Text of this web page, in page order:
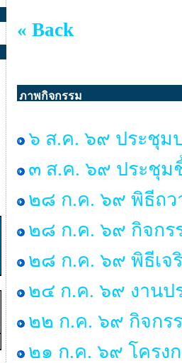
« Back
ภาพกิจกรรม
๖ ส.ค. ๖๙ ประชุม
๓ ส.ค. ๖๙ ประชุม
๒๘ ก.ค. ๖๙ พิธีถว
๒๘ ก.ค. ๖๙ กิจกร
๒๘ ก.ค. ๖๙ พิธีเจ
๒๔ ก.ค. ๖๙ งานป
๒๒ ก.ค. ๖๙ กิจกร
๒๑ ก.ค. ๖๙ โครง